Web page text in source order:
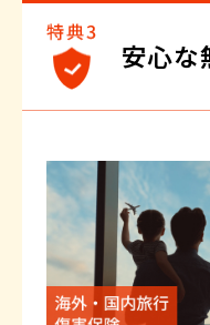
安心な